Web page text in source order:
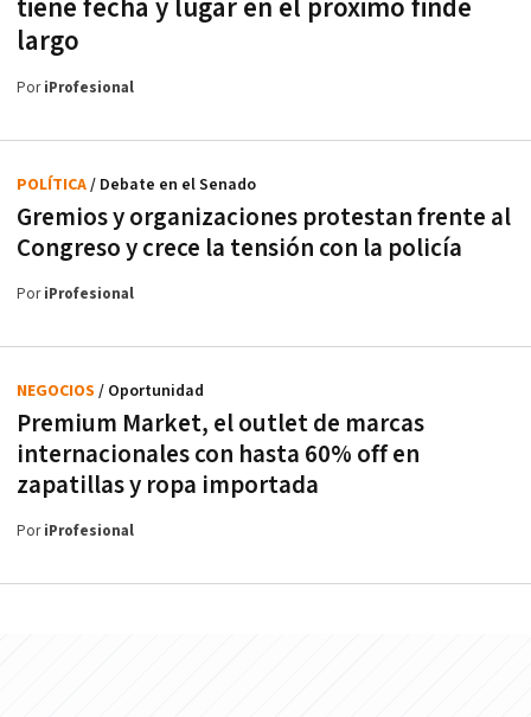
tiene fecha y lugar en el próximo finde
largo
PoriProfesional
Gremios y organizaciones protestan frente al
Congreso y crece la tensión con la policía
POLÍTICA/ Debate en el Senado
PoriProfesional
Premium Market, el outlet de marcas
internacionales con hasta 60% off en
zapatillas y ropa importada
NEGOCIOS / Oportunidad
PoriProfesional